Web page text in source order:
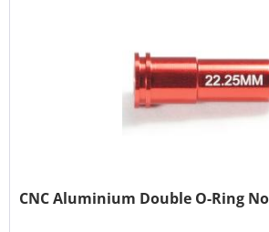
CNC Aluminium Double O-Ring